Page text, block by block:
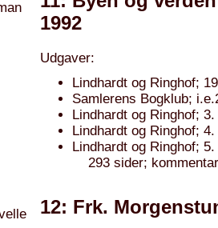
1992
Udgaver:
Lindhardt og Ringhof;
Samlerens Bogklub;
Lindhardt og Ringhof;
Lindhardt og Ringhof;
Lindhardt og Ringhof;
293 sider;
12: Frk.